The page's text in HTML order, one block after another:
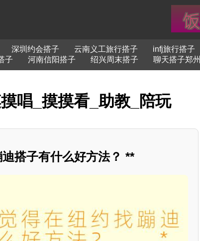
深圳约会搭子 云南义工旅行搭子 infj旅行搭子
子 河南信阳搭子 绍兴周末搭子 聊天搭子郑州
唱_摸摸看_助教_陪玩
搭子有什么好方法？ **